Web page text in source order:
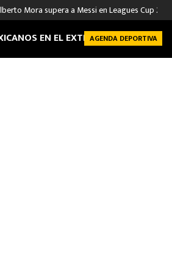
Mora supera a Messi en Leagues Cup
EN EL EXTRANJERO FUTBOL
AGENDA DEPORTIVA